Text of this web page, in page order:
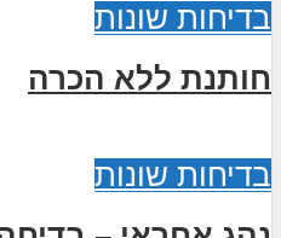
בדיחות שונות
חותנת ללא הכרה
בדיחות שונות